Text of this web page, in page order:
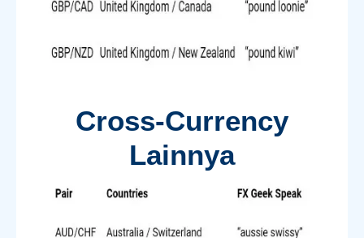
Cross-Currency
Lainnya